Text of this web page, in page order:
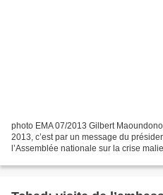
photo EMA 07/2013 Gilbert
2013, c’est par un message du
l’Assemblée nationale sur la crise